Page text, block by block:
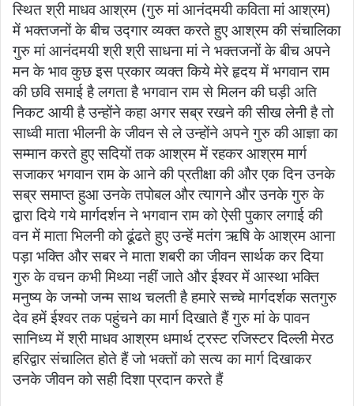
स्थित श्री माधव आश्रम (गुरु मां आनंदमयी कविता मां आश्रम)
में भक्तजनों के बीच उद्गार व्यक्त करते हुए आश्रम की संचालिका
गुरु मां आनंदमयी श्री श्री साधना मां ने भक्तजनों के बीच अपने
मन के भाव कुछ इस प्रकार व्यक्त किये मेरे हृदय में भगवान राम
की छवि समाई है लगता है भगवान राम से मिलन की घड़ी अति
निकट आयी है उन्होंने कहा अगर सब्र रखने की सीख लेनी है तो
साध्वी माता भीलनी के जीवन से ले उन्होंने अपने गुरु की आज्ञा का
सम्मान करते हुए सदियों तक आश्रम में रहकर आश्रम मार्ग
सजाकर भगवान राम के आने की प्रतीक्षा की और एक दिन उनके
सब्र समाप्त हुआ उनके तपोबल और त्यागने और उनके गुरु के
द्वारा दिये गये मार्गदर्शन ने भगवान राम को ऐसी पुकार लगाई की
वन में माता भिलनी को ढूंढते हुए उन्हें मतंग ऋषि के आश्रम आना
पड़ा भक्ति और सबर ने माता शबरी का जीवन सार्थक कर दिया
गुरु के वचन कभी मिथ्या नहीं जाते और ईश्वर में आस्था भक्ति
मनुष्य के जन्मो जन्म साथ चलती है हमारे सच्चे मार्गदर्शक सतगुरु
देव हमें ईश्वर तक पहुंचने का मार्ग दिखाते हैं गुरु मां के पावन
सानिध्य में श्री माधव आश्रम धमार्थ ट्रस्ट रजिस्टर दिल्ली मेरठ
हरिद्वार संचालित होते हैं जो भक्तों को सत्य का मार्ग दिखाकर
उनके जीवन को सही दिशा प्रदान करते हैं